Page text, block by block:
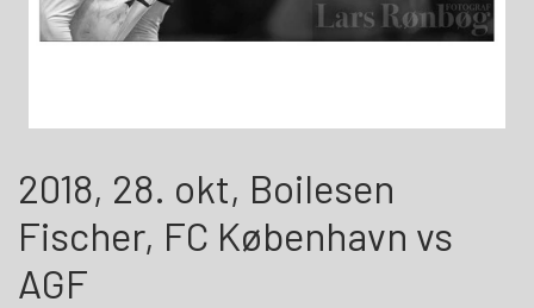
2018, 28. okt, Boilesen
Fischer, FC København vs
AGF